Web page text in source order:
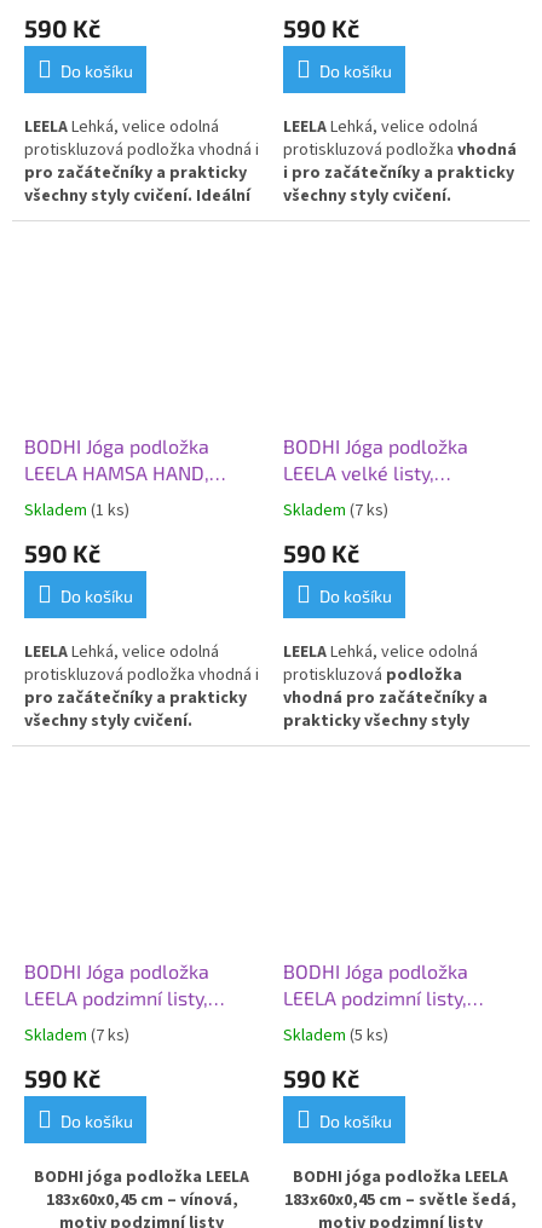
590 Kč
Do košíku
LEELALehká, velice odolná
protiskluzová podložka vhodná i
pro začátečníky a prakticky
všechny styly cvičení. Ideální
pro každodenní použití.PVC
590 Kč
Do košíku
LEELALehká, velice odolná
protiskluzová podložka vhodná
i pro začátečníky a prakticky
všechny styly cvičení.
Oboustranně tlumící nárazy.
BODHI Jóga podložka
LEELA HAMSA HAND,
183x60x0,45 cm, světle
Skladem (1 ks)
590 Kč
Do košíku
LEELALehká, velice odolná
protiskluzová podložka vhodná i
pro začátečníky a prakticky
všechny styly cvičení.
Oboustranně tlumící nárazy.
BODHI Jóga podložka
LEELA velké listy,
183x60x0,45 cm,
tyrkysovo-šedá
Skladem (7 ks)
590 Kč
Do košíku
LEELALehká, velice odolná
protiskluzová podložka
vhodná pro začátečníky a
prakticky všechny styly
cvičení.
BODHI Jóga podložka
LEELA podzimní listy,
183x60x0,45 cm, vínová
Skladem (7 ks)
590 Kč
Do košíku
BODHI jóga podložka LEELA
183x60x0,45 cm – vínová,
BODHI Jóga podložka
LEELA podzimní listy,
183x60x0,45 cm, světle
Skladem (5 ks)
590 Kč
Do košíku
BODHI jóga podložka LEELA
183x60x0,45 cm – světle šedá,